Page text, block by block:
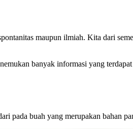
maupun ilmiah. Kita dari
banyak informasi yang
pada buah yang merupakan bahan